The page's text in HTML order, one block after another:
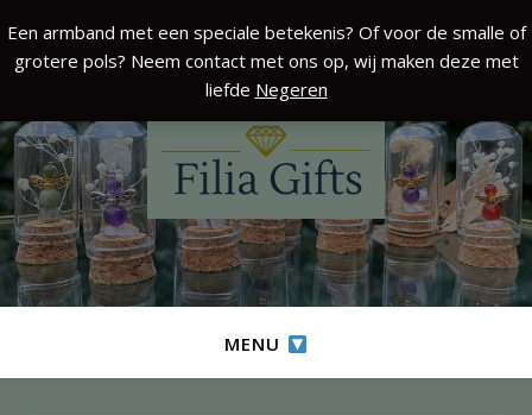
Een armband met een speciale betekenis? Of voor de smalle of
grotere pols? Neem contact met ons op, wij maken deze met
liefde Negeren
MENU